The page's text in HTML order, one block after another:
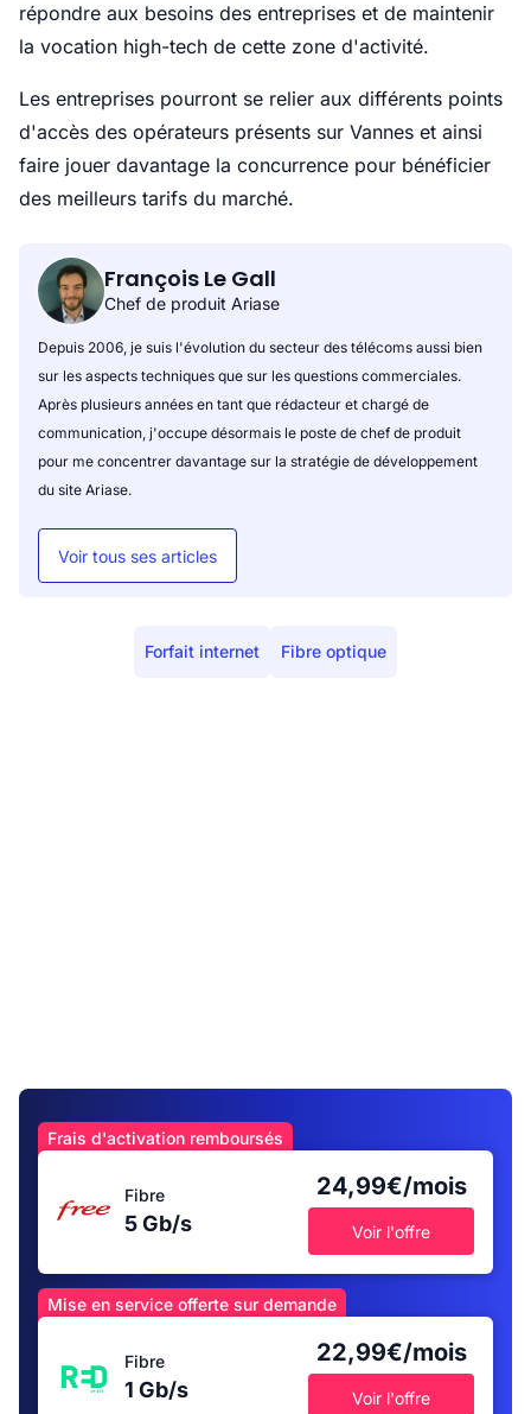
répondre aux besoins des entreprises et de maintenir
la vocation high-tech de cette zone d'activité.
Les entreprises pourront se relier aux différents points
d'accès des opérateurs présents sur Vannes et ainsi
faire jouer davantage la concurrence pour bénéficier
des meilleurs tarifs du marché.
François Le Gall
Chef de produit Ariase
Depuis 2006, je suis l'évolution du secteur des télécoms aussi bien
sur les aspects techniques que sur les questions commerciales.
Après plusieurs années en tant que rédacteur et chargé de
communication, j'occupe désormais le poste de chef de produit
pour me concentrer davantage sur la stratégie de développement
du site Ariase.
Voir tous ses articles
Forfait internet Fibre optique
Frais d'activation remboursés
Fibre
5 Gb/s
24,99€/mois
Voir l'offre
Mise en service offerte sur demande
Fibre
1 Gb/s
22,99€/mois
Voir l'offre